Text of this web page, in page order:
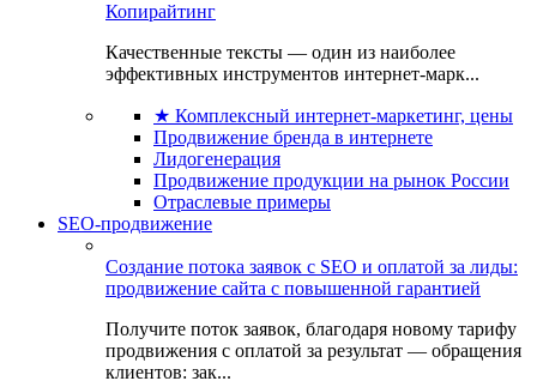
Копирайтинг
Качественные тексты — один из наиболее
эффективных инструментов интернет-марк...
★ Комплексный интернет-маркетинг, цены
Продвижение бренда в интернете
Лидогенерация
Продвижение продукции на рынок России
Отраслевые примеры
SEO-продвижение
Создание потока заявок с SEO и оплатой за лиды:
продвижение сайта с повышенной гарантией
Получите поток заявок, благодаря новому тарифу
продвижения с оплатой за результат — обращения
клиентов: зак...